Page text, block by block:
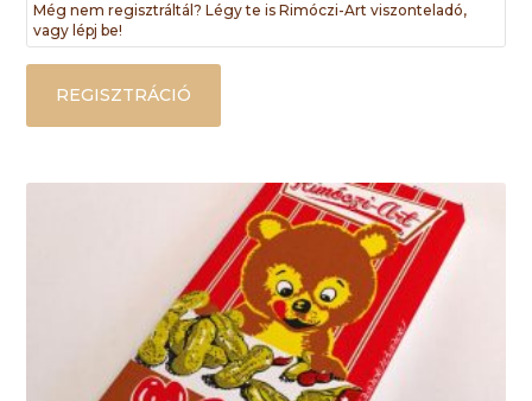
Még nem regisztráltál? Légy te is Rimóczi-Art viszonteladó,
vagy lépj be!
REGISZTRÁCIÓ